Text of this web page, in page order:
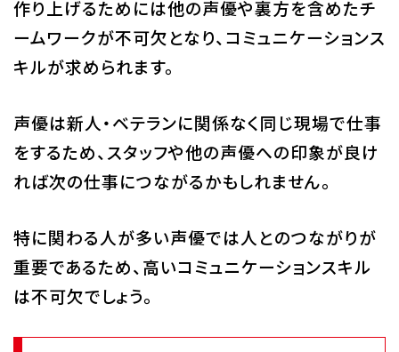
作り上げるためには他の声優や裏方を含めたチ
ームワークが不可欠となり、コミュニケーションス
キルが求められます。
声優は新人・ベテランに関係なく同じ現場で仕事
をするため、スタッフや他の声優への印象が良け
れば次の仕事につながるかもしれません。
特に関わる人が多い声優では人とのつながりが
重要であるため、高いコミュニケーションスキル
は不可欠でしょう。